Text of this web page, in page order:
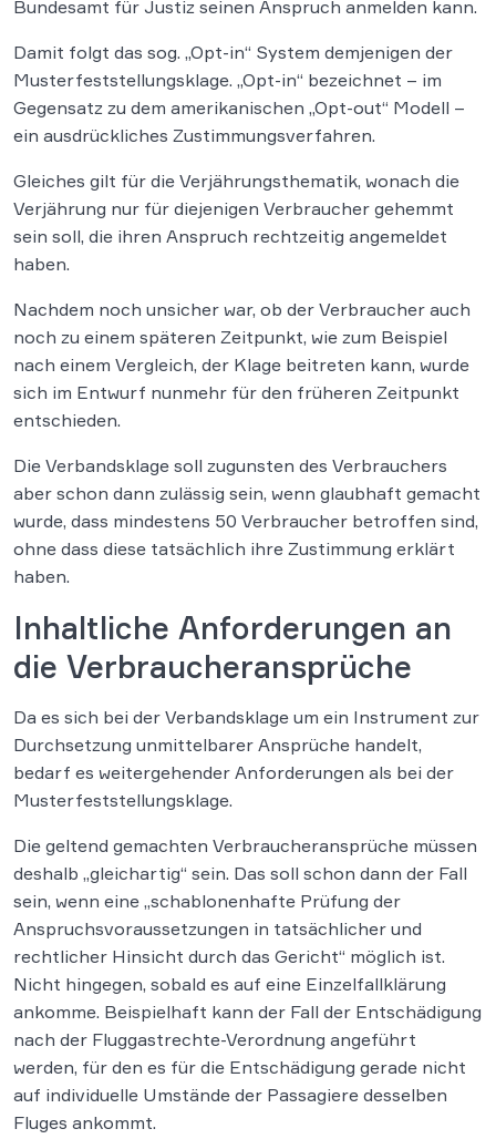
Bundesamt für Justiz seinen Anspruch anmelden kann.
Damit folgt das sog. „Opt-in“ System demjenigen der
Musterfeststellungsklage. „Opt-in“ bezeichnet – im
Gegensatz zu dem amerikanischen „Opt-out“ Modell –
ein ausdrückliches Zustimmungsverfahren.
Gleiches gilt für die Verjährungsthematik, wonach die
Verjährung nur für diejenigen Verbraucher gehemmt
sein soll, die ihren Anspruch rechtzeitig angemeldet
haben.
Nachdem noch unsicher war, ob der Verbraucher auch
noch zu einem späteren Zeitpunkt, wie zum Beispiel
nach einem Vergleich, der Klage beitreten kann, wurde
sich im Entwurf nunmehr für den früheren Zeitpunkt
entschieden.
Die Verbandsklage soll zugunsten des Verbrauchers
aber schon dann zulässig sein, wenn glaubhaft gemacht
wurde, dass mindestens 50 Verbraucher betroffen sind,
ohne dass diese tatsächlich ihre Zustimmung erklärt
haben.
Inhaltliche Anforderungen an
die Verbraucheransprüche
Da es sich bei der Verbandsklage um ein Instrument zur
Durchsetzung unmittelbarer Ansprüche handelt,
bedarf es weitergehender Anforderungen als bei der
Musterfeststellungsklage.
Die geltend gemachten Verbraucheransprüche müssen
deshalb „gleichartig“ sein. Das soll schon dann der Fall
sein, wenn eine „schablonenhafte Prüfung der
Anspruchsvoraussetzungen in tatsächlicher und
rechtlicher Hinsicht durch das Gericht“ möglich ist.
Nicht hingegen, sobald es auf eine Einzelfallklärung
ankomme. Beispielhaft kann der Fall der Entschädigung
nach der Fluggastrechte-Verordnung angeführt
werden, für den es für die Entschädigung gerade nicht
auf individuelle Umstände der Passagiere desselben
Fluges ankommt.